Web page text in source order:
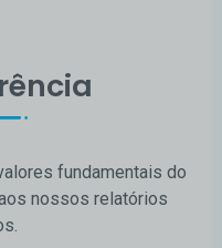
fundamentais do
nossos relatórios